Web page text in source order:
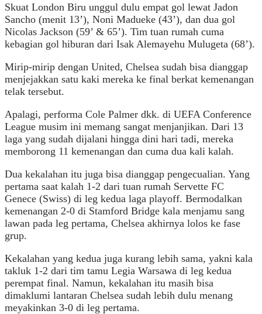
Skuat London Biru unggul dulu empat gol lewat Jadon
Sancho (menit 13’), Noni Madueke (43’), dan dua gol
Nicolas Jackson (59’ & 65’). Tim tuan rumah cuma
kebagian gol hiburan dari Isak Alemayehu Mulugeta (68’).
Mirip-mirip dengan United, Chelsea sudah bisa dianggap
menjejakkan satu kaki mereka ke final berkat kemenangan
telak tersebut.
Apalagi, performa Cole Palmer dkk. di UEFA Conference
League musim ini memang sangat menjanjikan. Dari 13
laga yang sudah dijalani hingga dini hari tadi, mereka
memborong 11 kemenangan dan cuma dua kali kalah.
Dua kekalahan itu juga bisa dianggap pengecualian. Yang
pertama saat kalah 1-2 dari tuan rumah Servette FC
Genece (Swiss) di leg kedua laga playoff. Bermodalkan
kemenangan 2-0 di Stamford Bridge kala menjamu sang
lawan pada leg pertama, Chelsea akhirnya lolos ke fase
grup.
Kekalahan yang kedua juga kurang lebih sama, yakni kala
takluk 1-2 dari tim tamu Legia Warsawa di leg kedua
perempat final. Namun, kekalahan itu masih bisa
dimaklumi lantaran Chelsea sudah lebih dulu menang
meyakinkan 3-0 di leg pertama.